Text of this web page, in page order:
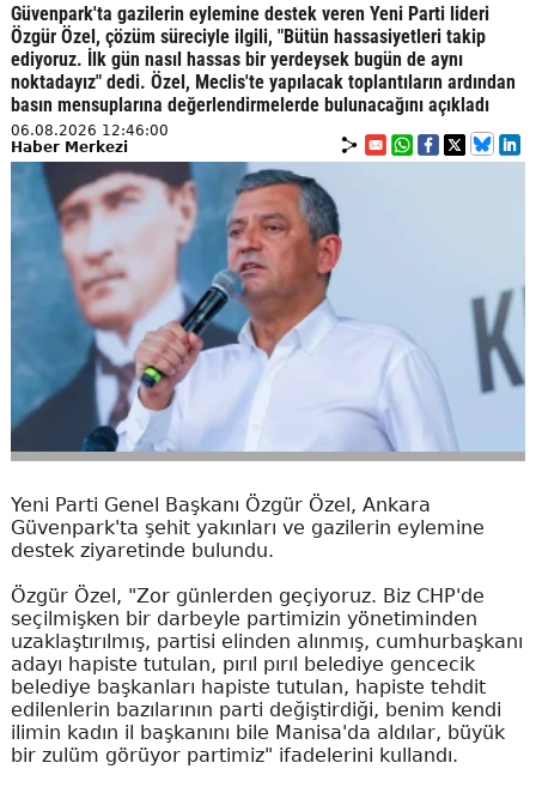
Güvenpark'ta gazilerin eylemine destek veren Yeni Parti lideri
Özgür Özel, çözüm süreciyle ilgili, "Bütün hassasiyetleri takip
ediyoruz. İlk gün nasıl hassas bir yerdeysek bugün de aynı
noktadayız" dedi. Özel, Meclis'te yapılacak toplantıların ardından
basın mensuplarına değerlendirmelerde bulunacağını açıkladı
06.08.2026 12:46:00
Haber Merkezi
Yeni Parti Genel Başkanı Özgür Özel, Ankara
Güvenpark'ta şehit yakınları ve gazilerin eylemine
destek ziyaretinde bulundu.
Özgür Özel, "Zor günlerden geçiyoruz. Biz CHP'de
seçilmişken bir darbeyle partimizin yönetiminden
uzaklaştırılmış, partisi elinden alınmış, cumhurbaşkanı
adayı hapiste tutulan, pırıl pırıl belediye gencecik
belediye başkanları hapiste tutulan, hapiste tehdit
edilenlerin bazılarının parti değiştirdiği, benim kendi
ilimin kadın il başkanını bile Manisa'da aldılar, büyük
bir zulüm görüyor partimiz" ifadelerini kullandı.